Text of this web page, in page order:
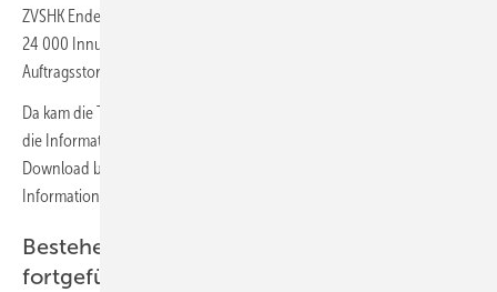
ZVSHK Ende Oktober hochgerechnet, dass über ein Drittel der rund
24 000 Innungsbetriebe durchschnittlich jeweils zwei
Auftragsstornierungen erhalten hatten.
Da kam die Tischvorlage „Wenn der Kunde fragt …“ gerade recht, um
die Informationen über die Landesverbände möglichst schnell zum
Download bereitzustellen und den Mitgliedsbetrieben somit einen
Informationsvorsprung zu bieten.
Bestehende Förderprogramme werden
fortgeführt